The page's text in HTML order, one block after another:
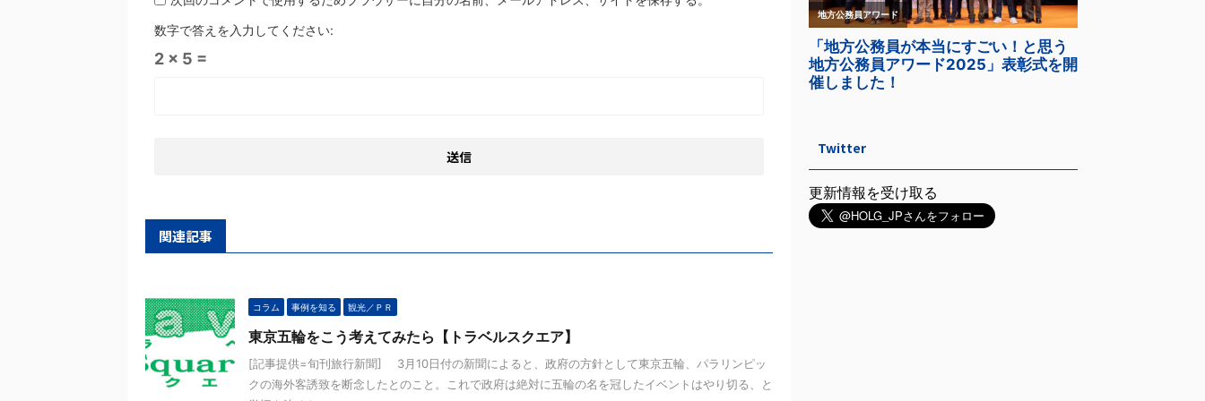
数字で答えを入力してください:
2 × 5 =
関連記事
コラム 事例を知る 観光／ＰＲ
東京五輪をこう考えてみたら【トラベルスクエア】
[記事提供=旬刊旅行新聞] 3月10日付の新聞によると、政府の方針として東京五輪、パラリンピッ
クの海外客誘致を断念したとのこと。これで政府は絶対に五輪の名を冠したイベントはやり切る、と
Twitter
更新情報を受け取る